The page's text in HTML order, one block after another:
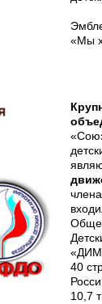
«Мы
40
10,7